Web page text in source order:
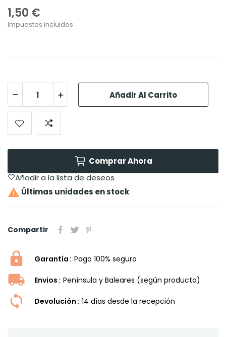
1,50 €
Impuestos incluidos
Añadir Al Carrito
Comprar Ahora
Añadir a la lista de deseos
 Últimas unidades en stock
Compartir
Garantía Pago 100% seguro
Envios Península y Baleares (según producto)
Devolución 14 dí­as desde la recepción